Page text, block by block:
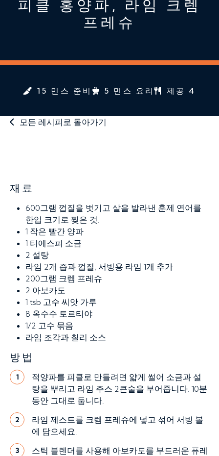
피클 홍양파, 라임 크렘
프레슈
15 민스 준비 5 민스 요리 제공 4
모든 레시피로 돌아가기
재료
600그램 껍질을 벗기고 살을 발라낸 훈제 연어를
한입 크기로 찢은 것.
1 작은 빨간 양파
1 티에스피 소금
2 설탕
라임 2개 즙과 껍질, 서빙용 라임 1개 추가
200그램 크렘 프레슈
2 아보카도
1 tsb 고수 씨앗 가루
8 옥수수 토르티야
1/2 고수 묶음
라임 조각과 칠리 소스
방법
1
적양파를 피클로 만들려면 얇게 썰어 소금과 설
탕을 뿌리고 라임 주스 2큰술을 부어줍니다. 10분
동안 그대로 둡니다.
2
라임 제스트를 크렘 프레슈에 넣고 섞어 서빙 볼
에 담으세요.
3
스틱 블렌더를 사용해 아보카도를 부드러운 퓨레